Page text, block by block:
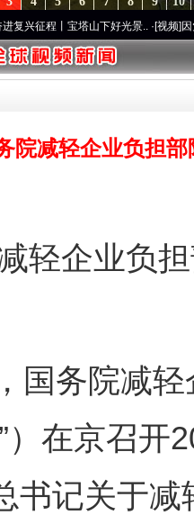
宝塔山下好光景..·[视频]因党而生 为
院减轻企业负担
企业负担
务院减轻
）在京召开
书记关于